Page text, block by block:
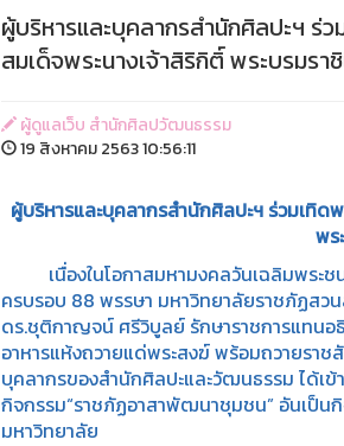
ผู้บริหารและบุคลากรสำนักศิลปะฯ ร่
สมเด็จพระนางเจ้าสิริกิติ์ พระบรมร
ผู้ดูแลเว็บ สำนักศิลปวัฒนธรรม
19 สิงหาคม 2563 10:56:11
ผู้บริหารและบุคลากรสำนักศิลปะฯ ร่วมเทิด
พร
เนื่องในโอกาสมหามงคลวันเฉลิมพระชน
ครบรอบ 88 พรรษา มหาวิทยาลัยราชภัฏสว
ดร.ชุติกาญจน์ ศรีวิบูลย์ รักษาราชการแทนอ
อาหารแห้งถวายแด่พระสงฆ์ พร้อมถวายรา
บุคลากรของสำนักศิลปะและวัฒนธรรม ได้เ
กิจกรรม“ราชภัฏอาสาพัฒนาชุมชน” อันเป็น
มหาวิทยาลัย